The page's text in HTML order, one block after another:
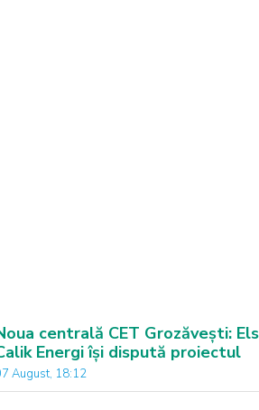
centrală CET Grozăvești:
Energi își dispută proiectul
August, 18:12